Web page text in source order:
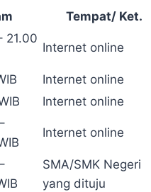
Tempat/ Ket.
21.00
Internet online
Internet online
Internet online
Internet online
SMA/SMK Negeri
yang dituju